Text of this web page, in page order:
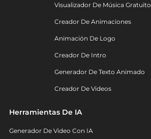
Visualizador De Música Gratuito
Creador De Animaciones
Animación De Logo
Creador De Intro
Generador De Texto Animado
Creador De Videos
Herramientas De IA
Generador De Video Con IA